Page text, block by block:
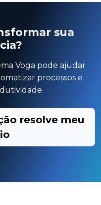
sua
Voga pode ajudar
processos e
resolve meu